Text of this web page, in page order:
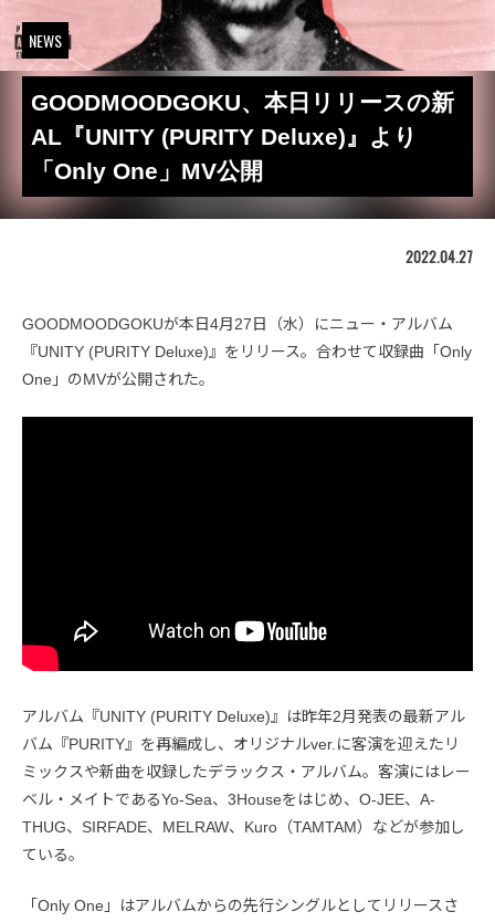
NEWS
GOODMOODGOKU、本日リリースの新
AL『UNITY (PURITY Deluxe)』より
「Only One」MV公開
2022.04.27
GOODMOODGOKUが本日4月27日（水）にニュー・アルバム
『UNITY (PURITY Deluxe)』をリリース。合わせて収録曲「Only
One」のMVが公開された。
アルバム『UNITY (PURITY Deluxe)』は昨年2月発表の最新アル
バム『PURITY』を再編成し、オリジナルver.に客演を迎えたリ
ミックスや新曲を収録したデラックス・アルバム。客演にはレー
ベル・メイトであるYo-Sea、3Houseをはじめ、O-JEE、A-
THUG、SIRFADE、MELRAW、Kuro（TAMTAM）などが参加し
ている。
「Only One」はアルバムからの先行シングルとしてリリースさ